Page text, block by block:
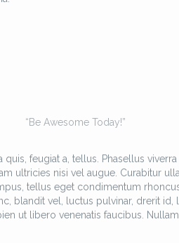
“Be Awesome Today!”
feugiat a, tellus. Phasellus
ultricies nisi vel augue. Curabitur
tellus eget condimentum
blandit vel, luctus pulvinar, drerit
ut libero venenatis faucibus.